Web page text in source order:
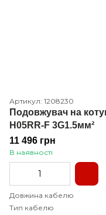
Артикул: 1208230
Подовжувач на
H05RR-F 3G1.5мм²
11 496 грн
В наявності
Довжина кабелю
Тип кабелю